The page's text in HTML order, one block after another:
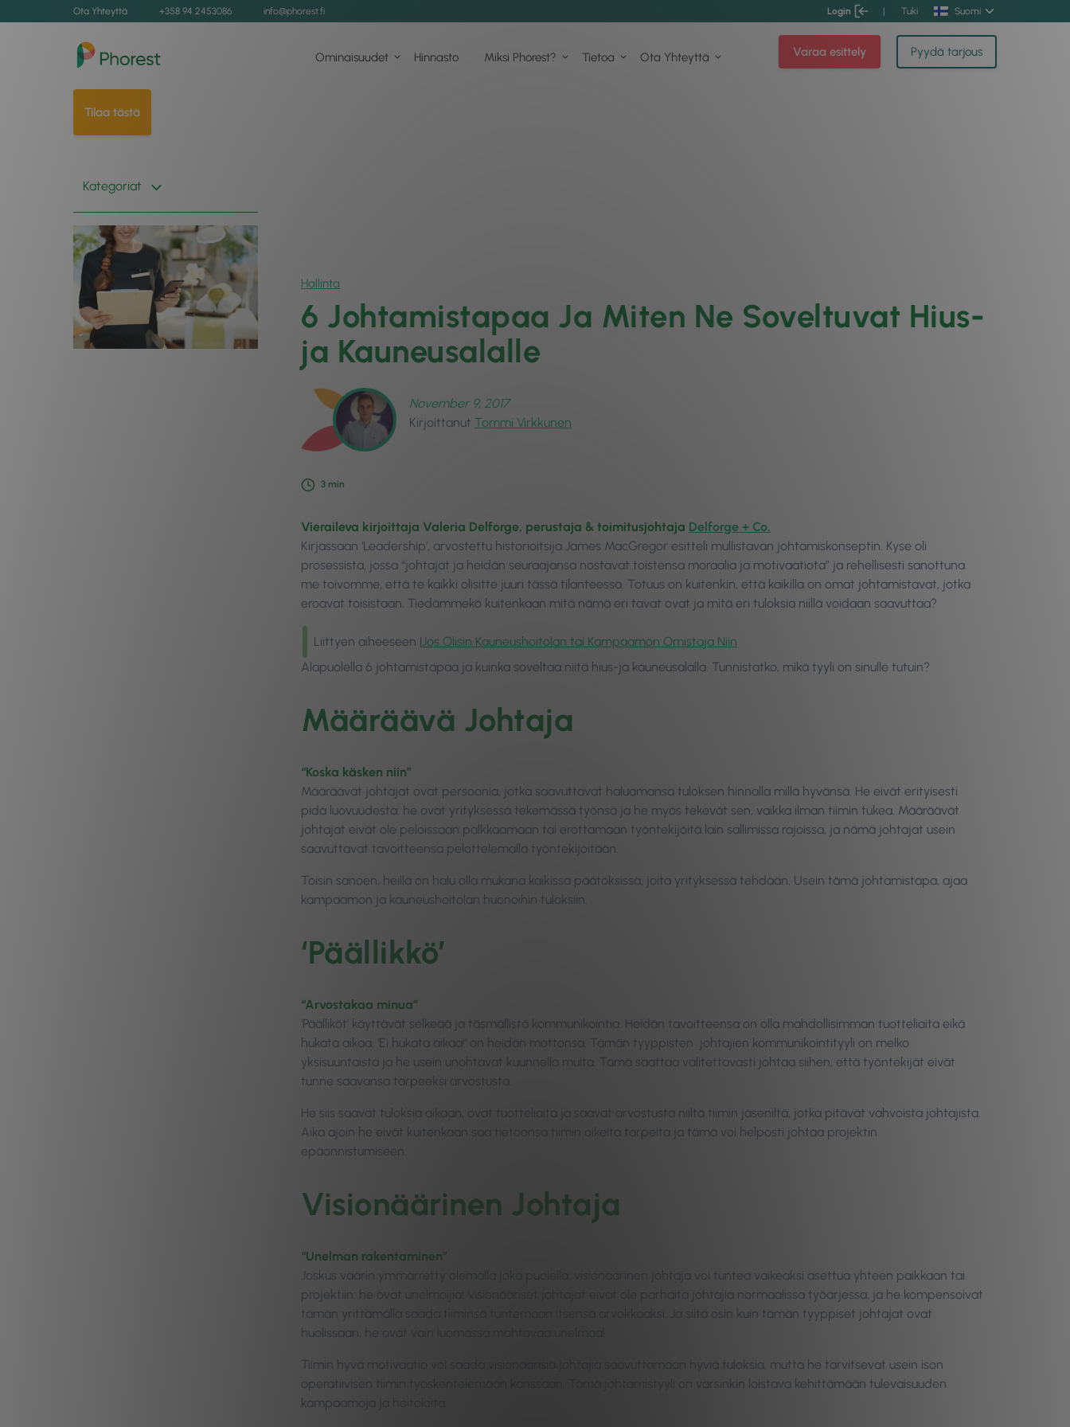
Ota Yhteyttä +358 94 2453086 info@phorest.fi Login | Tuki Suomi
Ominaisuudet Hinnasto Miksi Phorest? Tietoa Ota Yhteyttä Varaa esittely Pyydä tarjous
Tilaa tästä
Kategoriat
Hallinta
6 Johtamistapaa Ja Miten Ne Soveltuvat Hius-
ja Kauneusalalle
November 9, 2017
Kirjoittanut Tommi Virkkunen
3 min
Vieraileva kirjoittaja Valeria Delforge, perustaja & toimitusjohtaja Delforge + Co.
Kirjassaan ‘Leadership’, arvostettu historioitsija James MacGregor esitteli mullistavan johtamiskonseptin. Kyse oli
prosessista, jossa “johtajat ja heidän seuraajansa nostavat toistensa moraalia ja motivaatiota” ja rehellisesti sanottuna
me toivomme, että te kaikki olisitte juuri tässä tilanteessa. Totuus on kuitenkin, että kaikilla on omat johtamistavat, jotka
eroavat toisistaan. Tiedämmekö kuitenkaan mitä nämä eri tavat ovat ja mitä eri tuloksia niillä voidaan saavuttaa?
Liittyen aiheeseen |Jos Olisin Kauneushoitolan tai Kampaamon Omistaja Niin
Alapuolella 6 johtamistapaa ja kuinka soveltaa niitä hius-ja kauneusalalla. Tunnistatko, mikä tyyli on sinulle tutuin?
Määräävä Johtaja
“Koska käsken niin”
Määräävät johtajat ovat persoonia, jotka saavuttavat haluamansa tuloksen hinnalla millä hyvänsä. He eivät erityisesti
pidä luovuudesta: he ovat yrityksessä tekemässä työnsä ja he myös tekevät sen, vaikka ilman tiimin tukea. Määräävät
johtajat eivät ole peloissaan palkkaamaan tai erottamaan työntekijöitä lain sallimissa rajoissa, ja nämä johtajat usein
saavuttavat tavoitteensa pelottelemalla työntekijöitään.
Toisin sanoen, heillä on halu olla mukana kaikissa päätöksissä, joita yrityksessä tehdään. Usein tämä johtamistapa, ajaa
kampaamon ja kauneushoitolan huonoihin tuloksiin.
‘Päällikkö’
“Arvostakaa minua”
‘Päälliköt’ käyttävät selkeää ja täsmällistä kommunikointia. Heidän tavoitteensa on olla mahdollisimman tuotteliaita eikä
hukata aikaa. ‘Ei hukata aikaa!’ on heidän mottonsa. Tämän tyyppisten johtajien kommunikointityyli on melko
yksisuuntaista ja he usein unohtavat kuunnella muita. Tämä saattaa valitettavasti johtaa siihen, että työntekijät eivät
tunne saavansa tarpeeksi arvostusta.
He siis saavat tuloksia aikaan, ovat tuotteliaita ja saavat arvostusta niiltä tiimin jäseniltä, jotka pitävät vahvoista johtajista.
Aika ajoin he eivät kuitenkaan saa tietoonsa tiimin oikeita tarpeita ja tämä voi helposti johtaa projektin
epäonnistumiseen.
Visionäärinen Johtaja
“Unelman rakentaminen”
Joskus väärin ymmärretty olemalla joka puolella, visionäärinen johtaja voi tuntea vaikeaksi asettua yhteen paikkaan tai
projektiin: he ovat unelmoijia
! Visionääriset johtajat eivät ole parhaita johtajia normaalissa työarjessa, ja he kompensoivat
tämän yrittämällä saada tiiminsä tuntemaan itsensä arvokkaaksi. Ja siltä osin kuin tämän tyyppiset johtajat ovat
huolissaan, he ovat vain luomassa mahtavaa unelmaa!
Tiimin hyvä motivaatio voi saada visionäärisiä johtajia saavuttamaan hyviä tuloksia, mutta he tarvitsevat usein ison
operatiivisen tiimin työskentelemään kanssaan. Tämä johtamistyyli on varsinkin loistava kehittämään tulevaisuuden
kampaamoja